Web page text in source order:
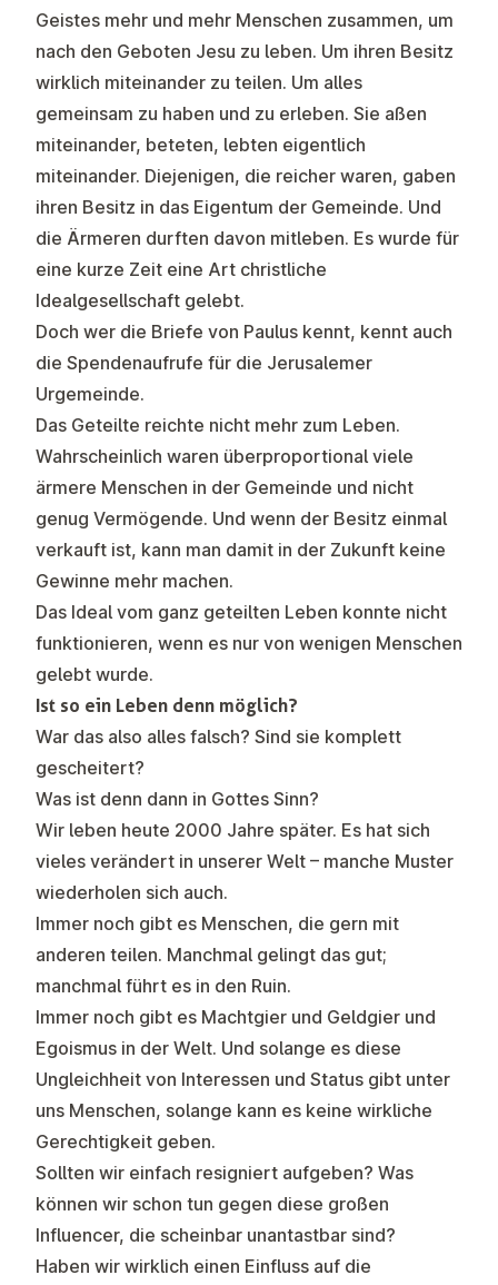
Geistes mehr und mehr Menschen zusammen, um
nach den Geboten Jesu zu leben. Um ihren Besitz
wirklich miteinander zu teilen. Um alles
gemeinsam zu haben und zu erleben. Sie aßen
miteinander, beteten, lebten eigentlich
miteinander. Diejenigen, die reicher waren, gaben
ihren Besitz in das Eigentum der Gemeinde. Und
die Ärmeren durften davon mitleben. Es wurde für
eine kurze Zeit eine Art christliche
Idealgesellschaft gelebt.
Doch wer die Briefe von Paulus kennt, kennt auch
die Spendenaufrufe für die Jerusalemer
Urgemeinde.
Das Geteilte reichte nicht mehr zum Leben.
Wahrscheinlich waren überproportional viele
ärmere Menschen in der Gemeinde und nicht
genug Vermögende. Und wenn der Besitz einmal
verkauft ist, kann man damit in der Zukunft keine
Gewinne mehr machen.
Das Ideal vom ganz geteilten Leben konnte nicht
funktionieren, wenn es nur von wenigen Menschen
gelebt wurde.
Ist so ein Leben denn möglich?
War das also alles falsch? Sind sie komplett
gescheitert?
Was ist denn dann in Gottes Sinn?
Wir leben heute 2000 Jahre später. Es hat sich
vieles verändert in unserer Welt – manche Muster
wiederholen sich auch.
Immer noch gibt es Menschen, die gern mit
anderen teilen. Manchmal gelingt das gut;
manchmal führt es in den Ruin.
Immer noch gibt es Machtgier und Geldgier und
Egoismus in der Welt. Und solange es diese
Ungleichheit von Interessen und Status gibt unter
uns Menschen, solange kann es keine wirkliche
Gerechtigkeit geben.
Sollten wir einfach resigniert aufgeben? Was
können wir schon tun gegen diese großen
Influencer, die scheinbar unantastbar sind?
Haben wir wirklich einen Einfluss auf die